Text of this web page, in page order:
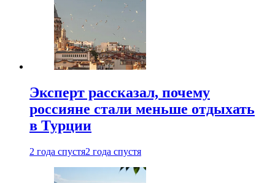
Эксперт рассказал, почему
россияне стали меньше отдыхать
в Турции
2 года спустя2 года спустя